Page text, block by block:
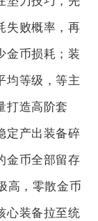
失败概率，再
金币损耗；装
均等级，等主
打造高阶套
定产出装备碎
金币全部留存
高，零散金币
心装备拉至统